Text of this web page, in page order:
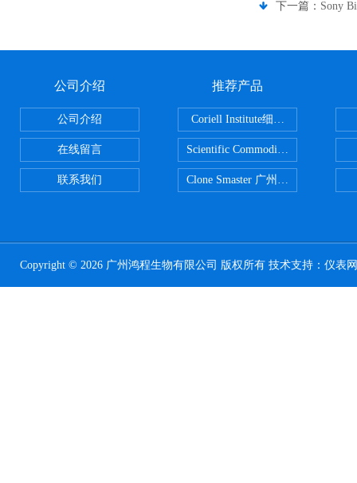
下一篇： Sony
公司介绍
公司介绍
在线留言
联系我们
推荐产品
Scientific CommoditiesPE管 广州
Clone Smaster 广州鸿程代理
Copyright © 2026 广州鸿程生物有限公司 版权所有 技术支持： 仪表网